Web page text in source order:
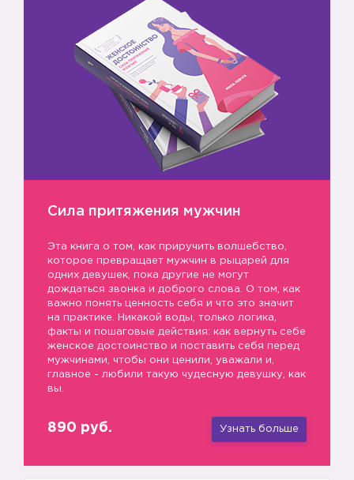
Сила притяжения мужчин
Эта книга о том, как приручить волшебство,
которое превращает мужчин в рыцарей для
одних девушек, пока другие не могут
дождаться звонка и доброго слова. О том, как
важно понять ценность себя и что это значит
на практике. Никакой воды, только логика,
факты и пошаговые действия: как вернуть себе
женское достоинство и поставить себя перед
мужчинами, чтобы они ценили, уважали и,
главное - любили такую чудесную девушку, как
вы.
890 руб. Узнать больше